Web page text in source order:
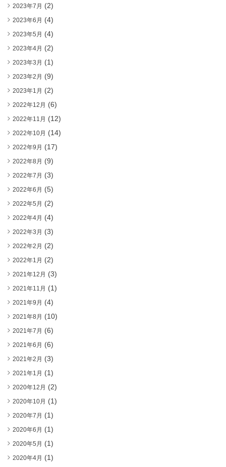
2023年7月 (2)
2023年6月 (4)
2023年5月 (4)
2023年4月 (2)
2023年3月 (1)
2023年2月 (9)
2023年1月 (2)
2022年12月 (6)
2022年11月 (12)
2022年10月 (14)
2022年9月 (17)
2022年8月 (9)
2022年7月 (3)
2022年6月 (5)
2022年5月 (2)
2022年4月 (4)
2022年3月 (3)
2022年2月 (2)
2022年1月 (2)
2021年12月 (3)
2021年11月 (1)
2021年9月 (4)
2021年8月 (10)
2021年7月 (6)
2021年6月 (6)
2021年2月 (3)
2021年1月 (1)
2020年12月 (2)
2020年10月 (1)
2020年7月 (1)
2020年6月 (1)
2020年5月 (1)
2020年4月 (1)